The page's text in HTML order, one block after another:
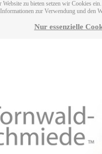
zu bieten setzen wir Cookies
zur Verwendung und den
Nur essenzielle